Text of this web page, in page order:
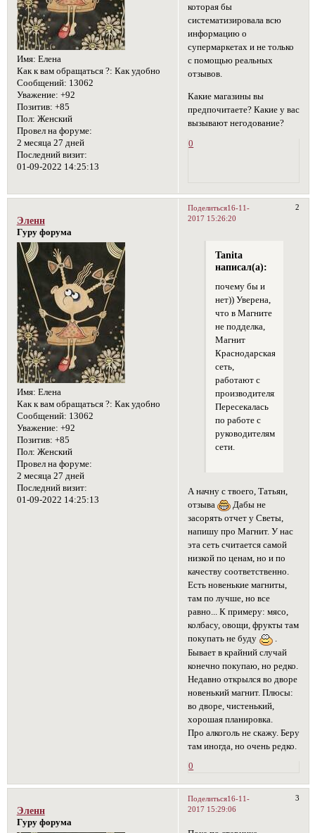
Имя: Елена
Как к вам обращаться ?: Как удобно
Сообщений: 13062
Уважение: +92
Позитив: +85
Пол: Женский
Провел на форуме:
2 месяца 27 дней
Последний визит:
01-09-2022 14:25:13
которая бы
систематизировала всю
информацию о
супермаркетах и не только
с помощью реальных
отзывов.
Какие магазины вы
предпочитаете? Какие у вас
вызывают негодование?
0
Поделиться 2
16-11-
2017 15:26:20
Эленн
Гуру форума
Имя: Елена
Как к вам обращаться ?: Как удобно
Сообщений: 13062
Уважение: +92
Позитив: +85
Пол: Женский
Провел на форуме:
2 месяца 27 дней
Последний визит:
01-09-2022 14:25:13
Tanita
написал(а):
почему бы и
нет)) Уверена,
что в Магните
не подделка,
Магнит
Краснодарская
сеть,
работают с
производителями.
Пересекалась
по работе с
руководителями
сети.
А начну с твоего, Татьян,
отзыва
Дабы не
засорять отчет у Светы,
напишу про Магнит. У нас
эта сеть считается самой
низкой по ценам, но и по
качеству соответственно.
Есть новенькие магниты,
там по лучше, но все
равно... К примеру: мясо,
колбасу, овощи, фрукты там
покупать не буду
Бывает в крайний случай
конечно покупаю, но редко.
Недавно открылся во дворе
новенький магнит. Плюсы:
во дворе, чистенький,
хорошая планировка.
Про алкоголь не скажу. Беру
там иногда, но очень редко.
0
Поделиться 3
16-11-
2017 15:29:06
Эленн
Гуру форума